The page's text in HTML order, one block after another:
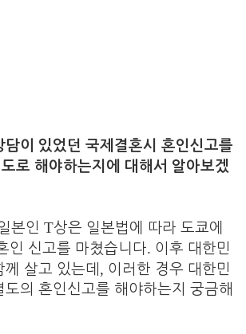
담이 있었던 국제결혼시 혼인신고를
로 해야하는지에 대해서 알아보겠
본인T상은 일본법에 따라 도쿄에
인 신고를 마쳤습니다. 이후 대한민
살고 있는데 , 이러한 경우 대한민
의 혼인신고를 해야하는지 궁금해